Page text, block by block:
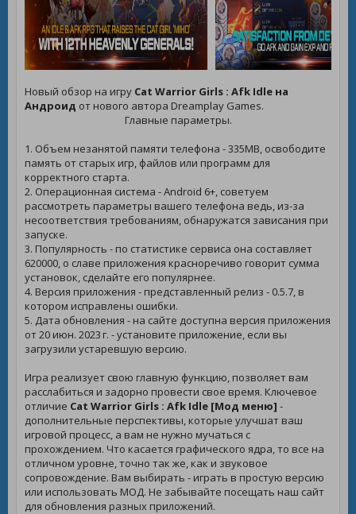
Новый обзор на игру Cat Warrior Girls : Afk Idle на
Андроид от нового автора Dreamplay Games.
Главные параметры.
1. Объем незанятой памяти телефона - 335MB, освободите
память от старых игр, файлов или программ для
корректного старта.
2. Операционная система - Android 6+, советуем
рассмотреть параметры вашего телефона ведь, из-за
несоответствия требованиям, обнаружатся зависания при
запуске.
3. Популярность - по статистике сервиса она составляет
620000, о славе приложения красноречиво говорит сумма
установок, сделайте его популярнее.
4. Версия приложения - представленный релиз - 0.5.7, в
котором исправлены ошибки.
5. Дата обновления - на сайте доступна версия приложения
от 20 июн. 2023 г. - установите приложение, если вы
загрузили устаревшую версию.
Игра реализует свою главную функцию, позволяет вам
расслабиться и задорно провести свое время. Ключевое
отличие Cat Warrior Girls : Afk Idle [Мод меню] -
дополнительные перспективы, которые улучшат ваш
игровой процесс, а вам не нужно мучаться с
прохождением. Что касается графического ядра, то все на
отличном уровне, точно так же, как и звуковое
сопровождение. Вам выбирать - играть в простую версию
или использовать МОД. Не забывайте посещать наш сайт
для обновления разных приложений.